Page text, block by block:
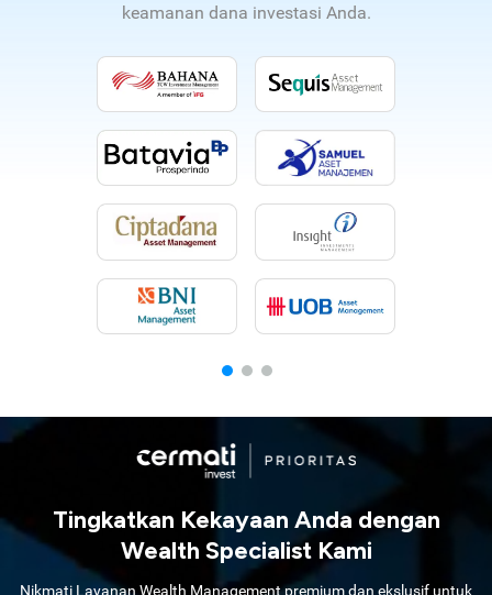
keamanan dana investasi Anda.
Tingkatkan Kekayaan Anda dengan
Wealth Specialist Kami
Nikmati Layanan Wealth Management premium dan ekslusif untuk